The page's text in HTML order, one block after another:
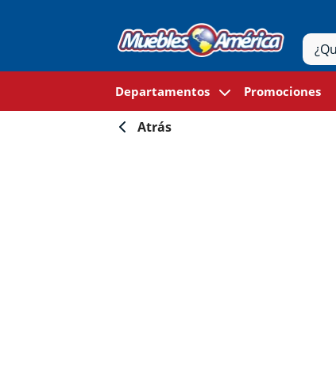
Departamentos Promociones
Atrás